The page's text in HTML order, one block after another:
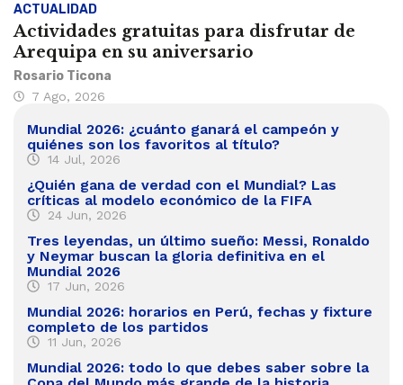
ACTUALIDAD
Actividades gratuitas para disfrutar de
Arequipa en su aniversario
Rosario Ticona
7 Ago, 2026
Mundial 2026: ¿cuánto ganará el campeón y
quiénes son los favoritos al título?
14 Jul, 2026
¿Quién gana de verdad con el Mundial? Las
críticas al modelo económico de la FIFA
24 Jun, 2026
Tres leyendas, un último sueño: Messi, Ronaldo
y Neymar buscan la gloria definitiva en el
Mundial 2026
17 Jun, 2026
Mundial 2026: horarios en Perú, fechas y fixture
completo de los partidos
11 Jun, 2026
Mundial 2026: todo lo que debes saber sobre la